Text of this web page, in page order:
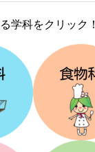
る学科をクリック！